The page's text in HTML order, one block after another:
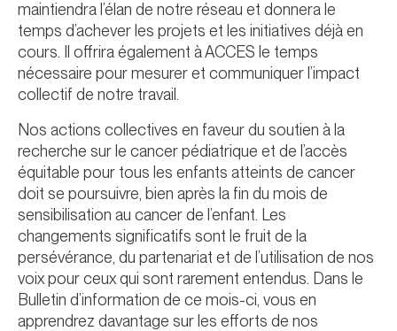
maintiendra l’élan de notre réseau et donnera le
temps d’achever les projets et les initiatives déjà en
cours. Il offrira également à ACCES le temps
nécessaire pour mesurer et communiquer l’impact
collectif de notre travail.
Nos actions collectives en faveur du soutien à la
recherche sur le cancer pédiatrique et de l’accès
équitable pour tous les enfants atteints de cancer
doit se poursuivre, bien après la fin du mois de
sensibilisation au cancer de l’enfant. Les
changements significatifs sont le fruit de la
persévérance, du partenariat et de l’utilisation de nos
voix pour ceux qui sont rarement entendus. Dans le
Bulletin d’information de ce mois-ci, vous en
apprendrez davantage sur les efforts de nos